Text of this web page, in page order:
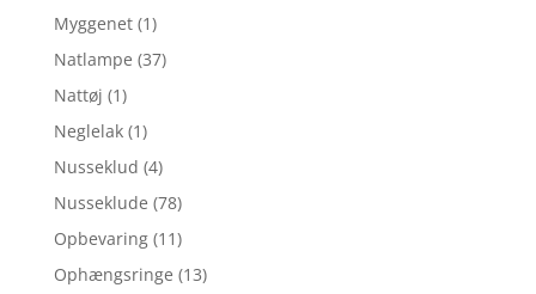
Myggenet (1)
Natlampe (37)
Nattøj (1)
Neglelak (1)
Nusseklud (4)
Nusseklude (78)
Opbevaring (11)
Ophængsringe (13)